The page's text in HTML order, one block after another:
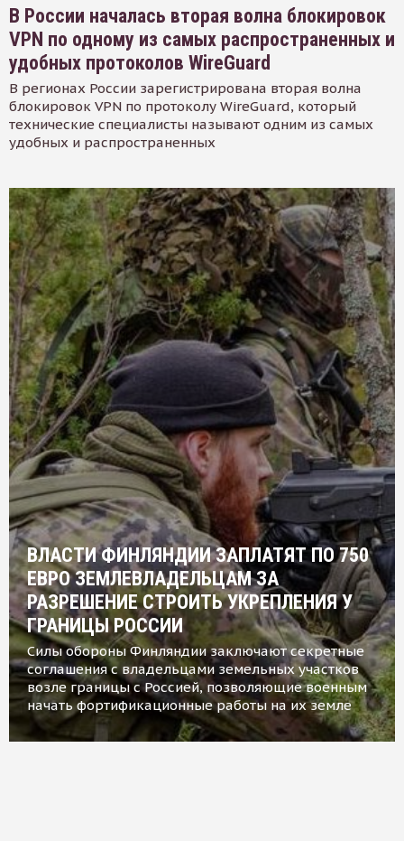
В России началась вторая волна блокировок
VPN по одному из самых распространенных и
удобных протоколов WireGuard
В регионах России зарегистрирована вторая волна
блокировок VPN по протоколу WireGuard, который
технические специалисты называют одним из самых
удобных и распространенных
ВЛАСТИ ФИНЛЯНДИИ ЗАПЛАТЯТ ПО 750
ЕВРО ЗЕМЛЕВЛАДЕЛЬЦАМ ЗА
РАЗРЕШЕНИЕ СТРОИТЬ УКРЕПЛЕНИЯ У
ГРАНИЦЫ РОССИИ
Силы обороны Финляндии заключают секретные
соглашения с владельцами земельных участков
возле границы с Россией, позволяющие военным
начать фортификационные работы на их земле